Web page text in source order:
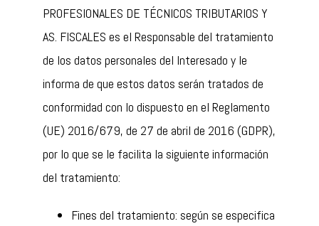
PROFESIONALES DE TÉCNICOS TRIBUTARIOS Y
AS. FISCALES es el Responsable del tratamiento
de los datos personales del Interesado y le
informa de que estos datos serán tratados de
conformidad con lo dispuesto en el Reglamento
(UE) 2016/679, de 27 de abril de 2016 (GDPR),
por lo que se le facilita la siguiente información
del tratamiento:
Fines del tratamiento: según se especifica